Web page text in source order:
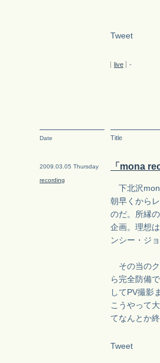
Tweet
live -
Date Title
2009.03.05 Thursday
recording
「mona
下北沢
朝早くから
のだ。所縁
企画。理想
ンシー・ジ
その当のク
ら完全防備
してPV撮影
こうやって
てなんとか
Tweet